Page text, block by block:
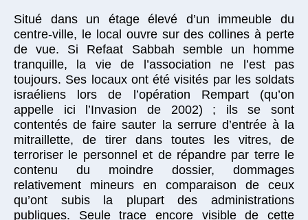
Situé dans un étage élevé d’un immeuble du
centre-ville, le local ouvre sur des collines à perte
de vue. Si Refaat Sabbah semble un homme
tranquille, la vie de l’association ne l’est pas
toujours. Ses locaux ont été visités par les soldats
israéliens lors de l’opération Rempart (qu’on
appelle ici l’Invasion de 2002) ; ils se sont
contentés de faire sauter la serrure d’entrée à la
mitraillette, de tirer dans toutes les vitres, de
terroriser le personnel et de répandre par terre le
contenu du moindre dossier, dommages
relativement mineurs en comparaison de ceux
qu’ont subis la plupart des administrations
publiques. Seule trace encore visible de cette